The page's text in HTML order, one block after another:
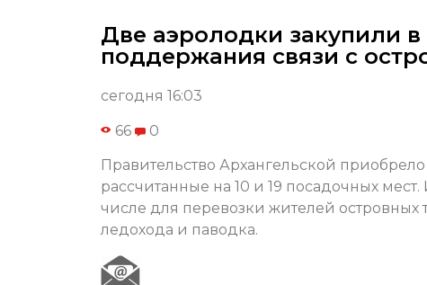
Две аэролодки закупили
поддержания связи с
сегодня 16:03
66 0
Правительство Архангельской
рассчитанные на 10 и 19 посадочных
числе для перевозки жителей островных
ледохода и паводка.